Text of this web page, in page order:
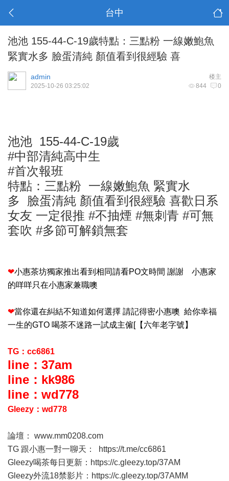
台中
池池 155-44-C-19歲特點：三點粉 一線嫩鮑魚
緊實水多 臉蛋清純 顏值看到很經驗 喜
楼主
admin
844 0
2025-10-26 03:25:02
池池 155-44-C-19歲
#中部清純高中生
#首次報班
特點：三點粉 一線嫩鮑魚 緊實水
多 臉蛋清純 顏值看到很經驗 喜歡日系
女友 一定很推 #不抽煙 #無刺青 #可無
套吹 #多節可解鎖無套
❤小惠茶坊獨家推出看到相同請看PO文時間 謝謝 小惠家
的咩咩只在小惠家兼職噢
❤當你還在糾結不知道如何選擇 請記得密小惠噢 給你幸福
一生的GTO 喝茶不迷路一試成主僱[【六年老字號】
TG：cc6861
line：37am
line：kk986
line：wd778
Gleezy：wd778
論壇： www.mm0208.com
TG 跟小惠一對一聊天：
https://t.me/cc6861
Gleezy喝茶每日更新： https://c.gleezy.top/37AM
Gleezy外流18禁影片： https://c.gleezy.top/37AMM